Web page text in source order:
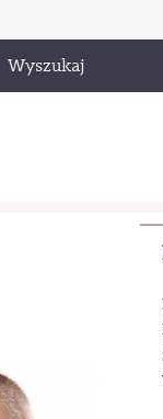
Wyszukaj